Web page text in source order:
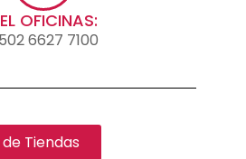
OFICINAS:
6627 7100
Tiendas